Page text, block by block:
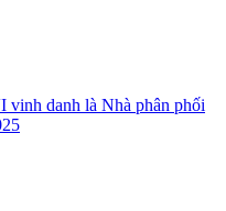
danh là Nhà phân phối